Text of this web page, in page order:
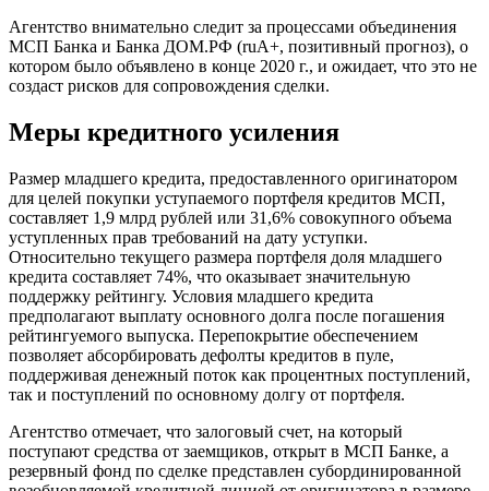
Агентство внимательно следит за процессами объединения
МСП Банка и Банка ДОМ.РФ (ruA+, позитивный прогноз), о
котором было объявлено в конце 2020 г., и ожидает, что это не
создаст рисков для сопровождения сделки.
Меры кредитного усиления
Размер младшего кредита, предоставленного оригинатором
для целей покупки уступаемого портфеля кредитов МСП,
составляет 1,9 млрд рублей или 31,6% совокупного объема
уступленных прав требований на дату уступки.
Относительно текущего размера портфеля доля младшего
кредита составляет 74%, что оказывает значительную
поддержку рейтингу. Условия младшего кредита
предполагают выплату основного долга после погашения
рейтингуемого выпуска. Перепокрытие обеспечением
позволяет абсорбировать дефолты кредитов в пуле,
поддерживая денежный поток как процентных поступлений,
так и поступлений по основному долгу от портфеля.
Агентство отмечает, что залоговый счет, на который
поступают средства от заемщиков, открыт в МСП Банке, а
резервный фонд по сделке представлен субординированной